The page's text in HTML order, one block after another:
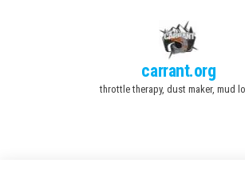
carrant.org
throttle therapy, dust maker, mud